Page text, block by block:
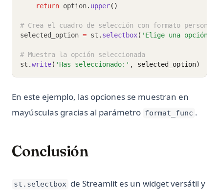
return option. upper()
# Crea el cuadro de selección con formato
selected_option = st . selectbox( 'Elige una opción:'
# Muestra la opción seleccionada
st .write( 'Has seleccionado:' , selected_option)
En este ejemplo, las opciones se muestran en
mayúsculas gracias al parámetro format_func .
Conclusión
st.selectbox de Streamlit es un widget versátil y